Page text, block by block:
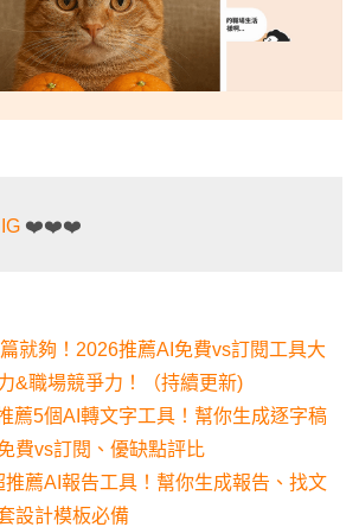
❤️❤️❤️
篇就夠！2026推薦AI免費vs訂閱工具大
&職場競爭力！（持續更新)
薦5個AI轉文字工具！幫你生成逐字稿
費vs訂閱、優缺點評比
推薦AI報告工具！幫你生成報告、找文
設計模板必備